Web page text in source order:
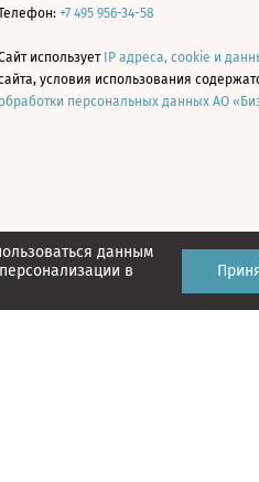
данным
в
+7 495 956-34-58
использует IP адреса, cookie и
условия использования
персональных данных АО